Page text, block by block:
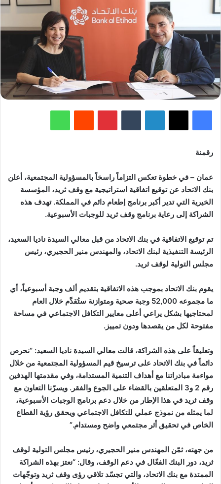
فيسبوك لينكدإن بينتيريست
رقمنة
عمان – في خطوة تعكس التزاماً راسخاً بالمسؤولية المجتمعية، أعلن
بنك الاتحاد عن توقيع اتفاقية استراتيجية مع وقف ثريد، المؤسسة
الخيرية التي تدير أكبر برنامج إطعام دائم في المملكة. تهدف هذه
الشراكة إلى رعاية برنامج وقف ثريد للوجبات الأسبوعية.
تم توقيع الاتفاقية في بنك الاتحاد من قبل معالي السيدة ناديا السعيد،
الرئيسة التنفيذية لبنك الاتحاد، والمهندس منير الحجيري، رئيس
مجلس التولية لوقف ثريد.
يقوم بنك الاتحاد بموجب هذه الاتفاقية بتقديم ألف وجبة أسبوعياً، أي
ما مجموعه 52,000 وجبة صحية ومتوازنة ستُقدَّم خلال العام
لمحتاجيها بشكل يراعي أعلى معايير التكافل الاجتماعي في مساحة
مفتوحة لكل من يقصدها ودون تمييز.
وتعليقاً على هذه الشراكة، قالت معالي السيدة ناديا السعيد: “نحرص
دائماً في بنك الاتحاد على ترسيخ قيم المسؤولية المجتمعية من خلال
مواءمة مبادراتنا مع أهداف التنمية المستدامة، وفي مقدمتها الهدفين
رقم 2 و3 المتعلقين بالقضاء على الجوع والفقر. ويسرّنا التعاون مع
وقف ثريد في هذا الإطار من خلال دعم برنامج الوجبات الأسبوعية،
لما يمثله من نموذج عملي للتكافل الاجتماعي ويحقق رؤية القطاع
الخاص في تحقيق أثر مجتمعي واضح ومستدام.”
من جهته، ثمّن المهندس منير الحجيري، رئيس مجلس التولية لوقف
ثريد، دور البنك الفعّال في دعم الوقف، وقال: “نعتز بهذه الشراكة
الممتدة مع بنك الاتحاد، والتي تجسّد تلاقي رؤى وقف ثريد وتوجّهات